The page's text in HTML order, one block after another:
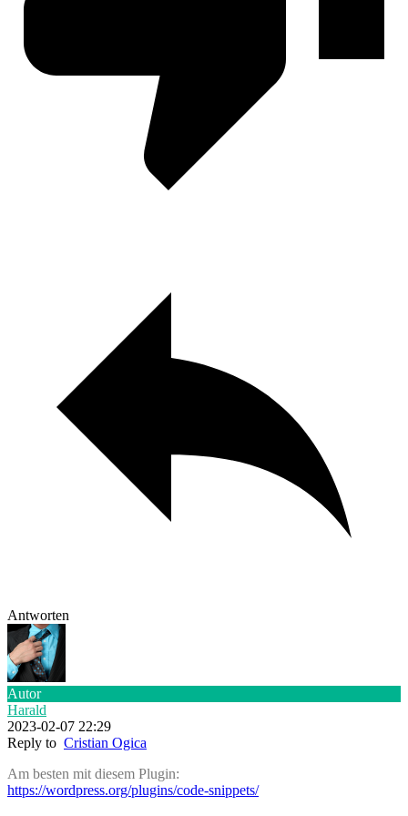
Antworten
Autor
Harald
2023-02-07 22:29
Reply to Cristian Ogica
Am besten mit diesem Plugin:
https://wordpress.org/plugins/code-snippets/